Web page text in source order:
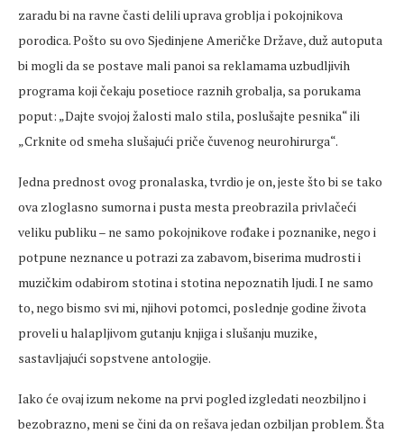
zaradu bi na ravne časti delili uprava groblja i pokojnikova
porodica. Pošto su ovo Sjedinjene Američke Države, duž autoputa
bi mogli da se postave mali panoi sa reklamama uzbudljivih
programa koji čekaju posetioce raznih grobalja, sa porukama
poput: „Dajte svojoj žalosti malo stila, poslušajte pesnika“ ili
„Crknite od smeha slušajući priče čuvenog neurohirurga“.
Jedna prednost ovog pronalaska, tvrdio je on, jeste što bi se tako
ova zloglasno sumorna i pusta mesta preobrazila privlačeći
veliku publiku – ne samo pokojnikove rođake i poznanike, nego i
potpune neznance u potrazi za zabavom, biserima mudrosti i
muzičkim odabirom stotina i stotina nepoznatih ljudi. I ne samo
to, nego bismo svi mi, njihovi potomci, poslednje godine života
proveli u halapljivom gutanju knjiga i slušanju muzike,
sastavljajući sopstvene antologije.
Iako će ovaj izum nekome na prvi pogled izgledati neozbiljno i
bezobrazno, meni se čini da on rešava jedan ozbiljan problem. Šta